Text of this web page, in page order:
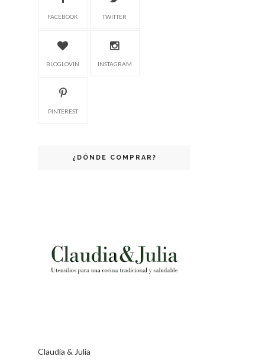
FACEBOOK TWITTER
BLOGLOVIN INSTAGRAM
PINTEREST
¿DÓNDE COMPRAR?
Claudia & Julia